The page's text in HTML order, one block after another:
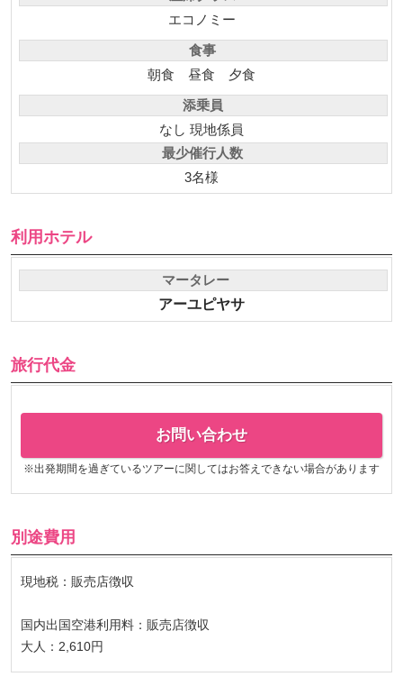
エコノミー
食事
朝食 昼食 夕食
添乗員
なし 現地係員
最少催行人数
3名様
利用ホテル
マータレー
アーユピヤサ
旅行代金
お問い合わせ
※出発期間を過ぎているツアーに関してはお答えできない場合があります
別途費用
現地税：販売店徴収
国内出国空港利用料：販売店徴収
大人：2,610円